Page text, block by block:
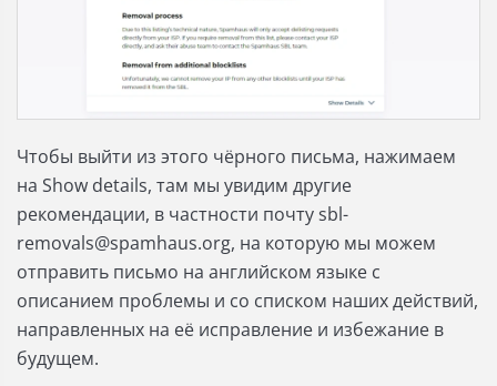
Чтобы выйти из этого чёрного письма, нажимаем
на Show details, там мы увидим другие
рекомендации, в частности почтуsbl-
removals@spamhaus.org, на которую мы можем
отправить письмо на английском языке с
описанием проблемы и со списком наших действий,
направленных на её исправление и избежание в
будущем.